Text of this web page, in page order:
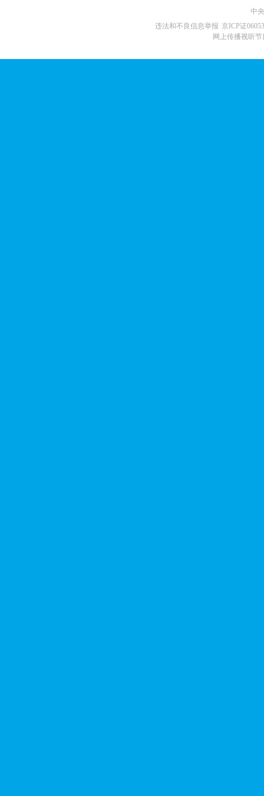
中
违法和不良信息举报 京ICP证
网上传播视听